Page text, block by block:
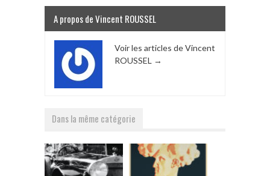
A propos de Vincent ROUSSEL
Voir les articles de Vincent
ROUSSEL →
Dans la même catégorie